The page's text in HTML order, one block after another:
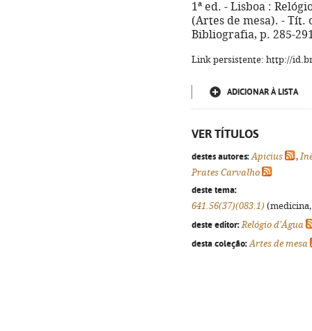
1ª ed. - Lisboa :
(Artes de mesa). -
Bibliografia, p. 285-
Link persistente: http://
ADICIONAR À LISTA
VER TÍTULOS
destes autores: Apicius ,
Prates Carvalho
deste tema:
641.56(37)(083.1)
deste editor: Relógio d'Água
desta coleção: Artes de mesa